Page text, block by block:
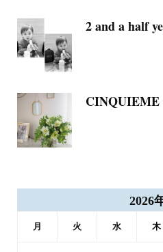
2 and a half
CINQUIEME
2026
月 火 水 木